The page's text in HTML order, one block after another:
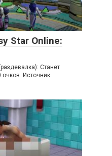
Star Online:
Станет
очков. Источник